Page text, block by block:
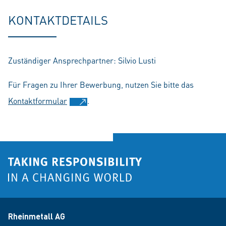
KONTAKTDETAILS
Zuständiger Ansprechpartner: Silvio Lusti
Für Fragen zu Ihrer Bewerbung, nutzen Sie bitte das
Kontaktformular
.
Rheinmetall AG